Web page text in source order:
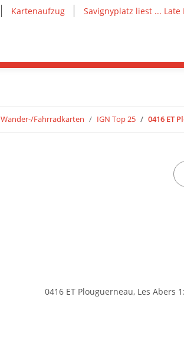
Kartenaufzug Savignyplatz liest ... Late
Wander-/Fahrradkarten IGN Top 25 0416 ET